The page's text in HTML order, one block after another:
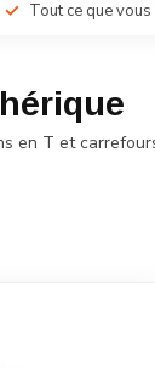
Tout ce que
en T et